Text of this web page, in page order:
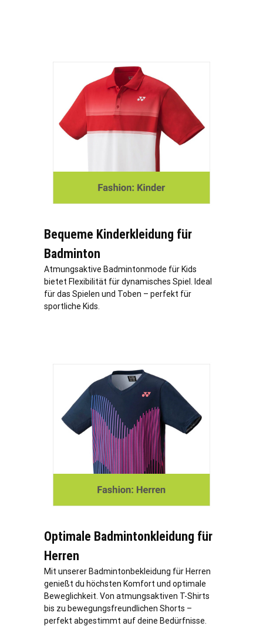
Bequeme Kinderkleidung für
Badminton
Atmungsaktive Badmintonmode für Kids
bietet Flexibilität für dynamisches Spiel. Ideal
für das Spielen und Toben – perfekt für
sportliche Kids.
Optimale Badmintonkleidung für
Herren
Mit unserer Badmintonbekleidung für Herren
genießt du höchsten Komfort und optimale
Beweglichkeit. Von atmungsaktiven T-Shirts
bis zu bewegungsfreundlichen Shorts –
perfekt abgestimmt auf deine Bedürfnisse.